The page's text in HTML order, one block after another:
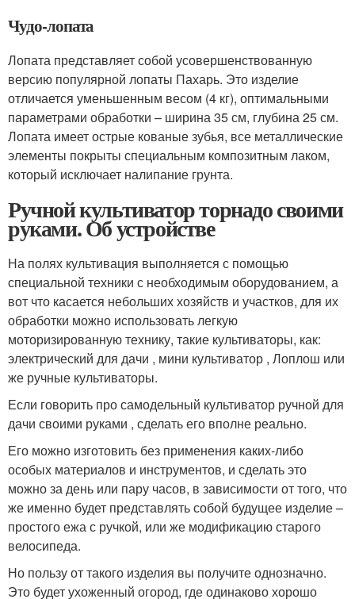
Чудо-лопата
Лопата представляет собой усовершенствованную
версию популярной лопаты Пахарь. Это изделие
отличается уменьшенным весом (4 кг), оптимальными
параметрами обработки – ширина 35 см, глубина 25 см.
Лопата имеет острые кованые зубья, все металлические
элементы покрыты специальным композитным лаком,
который исключает налипание грунта.
Ручной культиватор торнадо своими
руками. Об устройстве
На полях культивация выполняется с помощью
специальной техники с необходимым оборудованием, а
вот что касается небольших хозяйств и участков, для их
обработки можно использовать легкую
моторизированную технику, такие культиваторы, как:
электрический для дачи , мини культиватор , Лоплош или
же ручные культиваторы.
Если говорить про самодельный культиватор ручной для
дачи своими руками , сделать его вполне реально.
Его можно изготовить без применения каких-либо
особых материалов и инструментов, и сделать это
можно за день или пару часов, в зависимости от того, что
же именно будет представлять собой будущее изделие –
простого ежа с ручкой, или же модификацию старого
велосипеда.
Но пользу от такого изделия вы получите однозначно.
Это будет ухоженный огород, где одинаково хорошо